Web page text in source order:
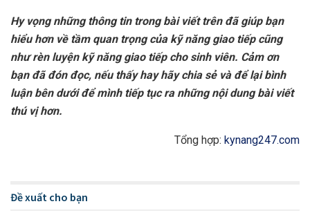
Hy vọng những thông tin trong bài viết trên đã giúp bạn
hiểu hơn về tầm quan trọng của kỹ năng giao tiếp cũng
như rèn luyện kỹ năng giao tiếp cho sinh viên. Cảm ơn
bạn đã đón đọc, nếu thấy hay hãy chia sẻ và để lại bình
luận bên dưới để mình tiếp tục ra những nội dung bài viết
thú vị hơn.
Tổng hợp: kynang247.com
Đề xuất cho bạn